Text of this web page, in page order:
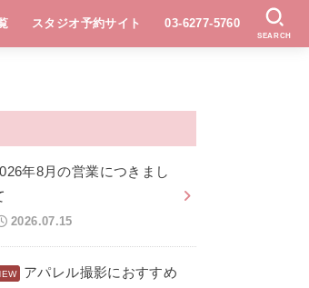
スタジオ予約サイト 03-6277-5760
SEARCH
年8月の営業につきまし
2026.07.15
アパレル撮影におすすめ